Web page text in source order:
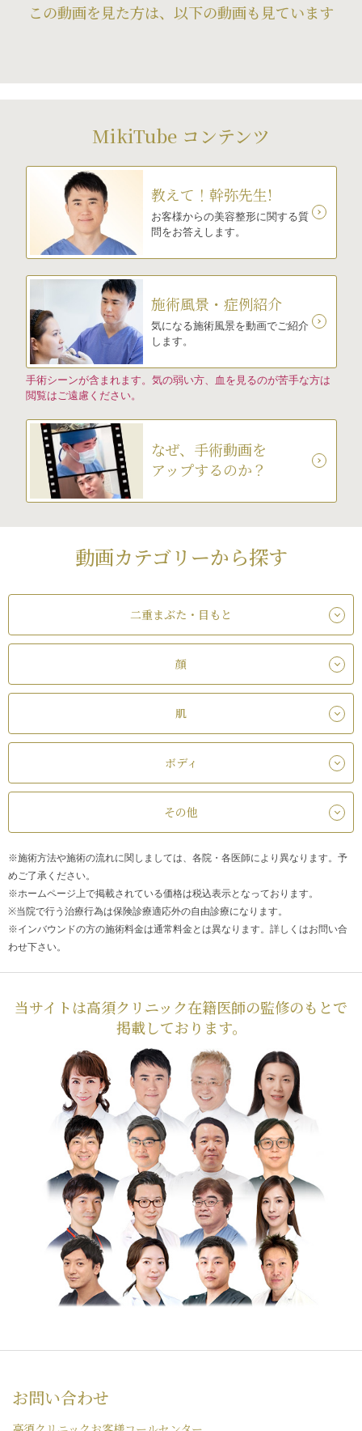
この動画を見た方は、以下の動画も見ています
MikiTube コンテンツ
教えて！幹弥先生!
お客様からの美容整形に関する質
問をお答えします。
施術風景・症例紹介
気になる施術風景を動画でご紹介
します。
手術シーンが含まれます。気の弱い方、血を見るのが苦手な方は
閲覧はご遠慮ください。
なぜ、手術動画を
アップするのか？
動画カテゴリーから探す
二重まぶた・目もと
顔
肌
ボディ
その他
※施術方法や施術の流れに関しましては、各院・各医師により異なります。予
めご了承ください。
※ホームページ上で掲載されている価格は税込表示となっております。
※当院で行う治療行為は保険診療適応外の自由診療になります。
※インバウンドの方の施術料金は通常料金とは異なります。詳しくはお問い合
わせ下さい。
当サイトは高須クリニック在籍医師の監修のもとで
掲載しております。
お問い合わせ